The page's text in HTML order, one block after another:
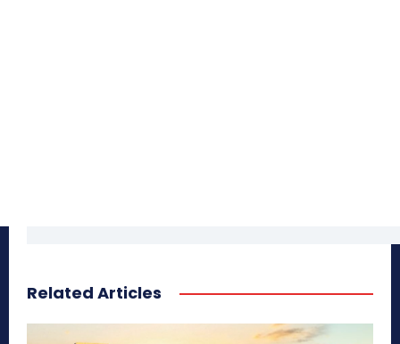
Related Articles